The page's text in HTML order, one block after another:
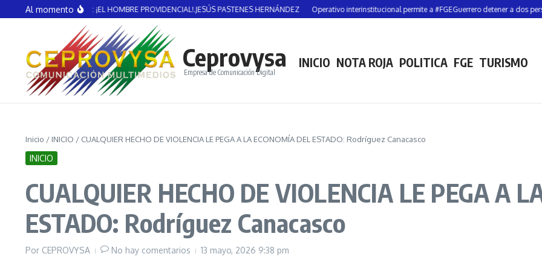
Saltar al contenido
Al momento
GUERRERO: ¡EL HOMBRE PROVIDENCIAL!.JESÚS PASTENES HERNÁNDEZ Operativo interinstitucional permite a #FGEGuerrero detener a dos personas y
Ceprovysa
Empresa de Comunicación Digital
INICIO NOTA ROJA POLITICA FGE TURISMO
Inicio / INICIO / CUALQUIER HECHO DE VIOLENCIA LE PEGA A LA ECONOMÍA DEL ESTADO: Rodríguez Canacasco
INICIO
CUALQUIER HECHO DE VIOLENCIA LE PEGA A
ESTADO: Rodríguez Canacasco
Por CEPROVYSA No hay comentarios 13 mayo, 2026 9:38 pm